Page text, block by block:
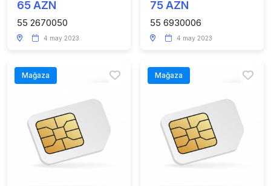
65 AZN
55 2670050
4 may 2023
75 AZN
55 6930006
4 may 2023
Mağaza Mağaza